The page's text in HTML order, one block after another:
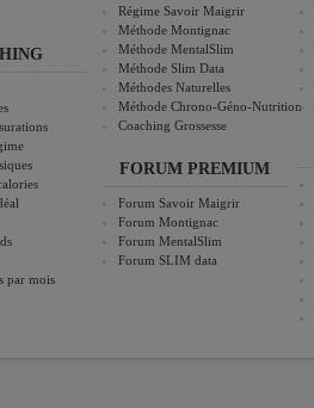
par mois
Régime Savoir Maigrir
Méthode Montignac
Méthode MentalSlim
Méthode Slim Data
Méthodes Naturelles
Méthode Chrono-Géno-Nutrition
Coaching Grossesse
FORUM PREMIUM
Forum Savoir Maigrir
Forum Montignac
Forum MentalSlim
Forum SLIM data